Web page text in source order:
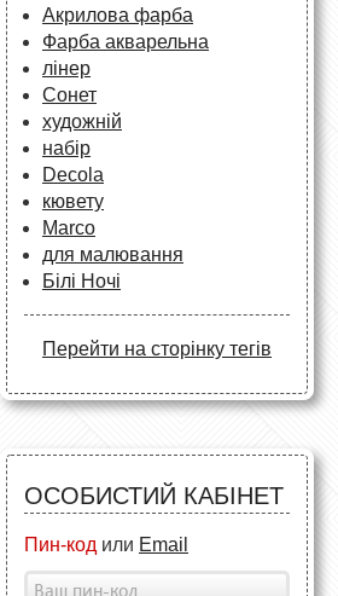
Акрилова фарба
Фарба акварельна
лінер
Сонет
художній
набір
Decola
кювету
Marco
для малювання
Білі Ночі
Перейти на сторінку тегів
ОСОБИСТИЙ КАБІНЕТ
Пин-код или Email